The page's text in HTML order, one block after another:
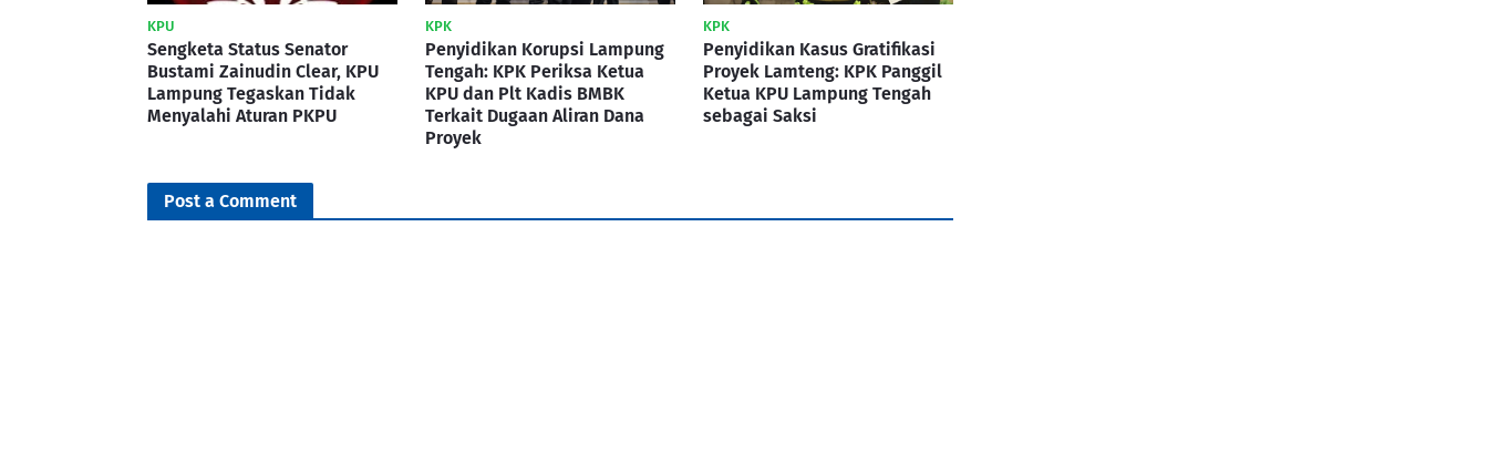
KPU
Sengketa Status Senator
Bustami Zainudin Clear, KPU
Lampung Tegaskan Tidak
Menyalahi Aturan PKPU
KPK
Penyidikan Korupsi Lampung
Tengah: KPK Periksa Ketua
KPU dan Plt Kadis BMBK
Terkait Dugaan Aliran Dana
Proyek
KPK
Penyidikan Kasus Gratifikasi
Proyek Lamteng: KPK Panggil
Ketua KPU Lampung Tengah
sebagai Saksi
Post a Comment